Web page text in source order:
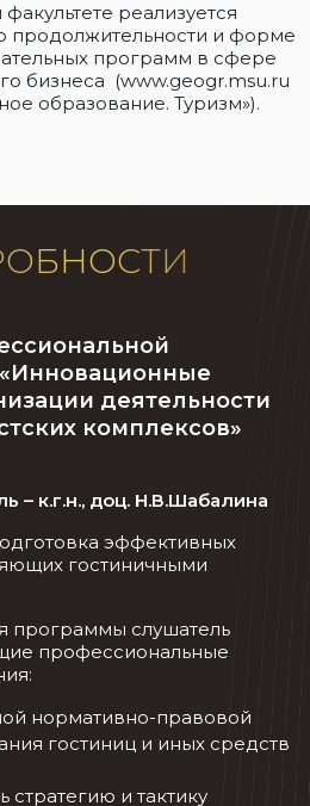
реализуется
продолжительности и форме
программ в сфере
бизнеса (www.geogr.msu.ru
образование. Туризм»).
деятельности
комплексов»
– к.г.н., доц. Н.В.Шабалина
эффективных
гостиничными
программы слушатель
профессиональные
нормативно-правовой
гостиниц и иных средств
стратегию и тактику